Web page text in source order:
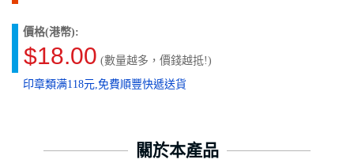
價格(港幣):
$18.00 (數量越多，價錢越抵!)
印章類满118元,免費順豐快遞送貨
關於本產品